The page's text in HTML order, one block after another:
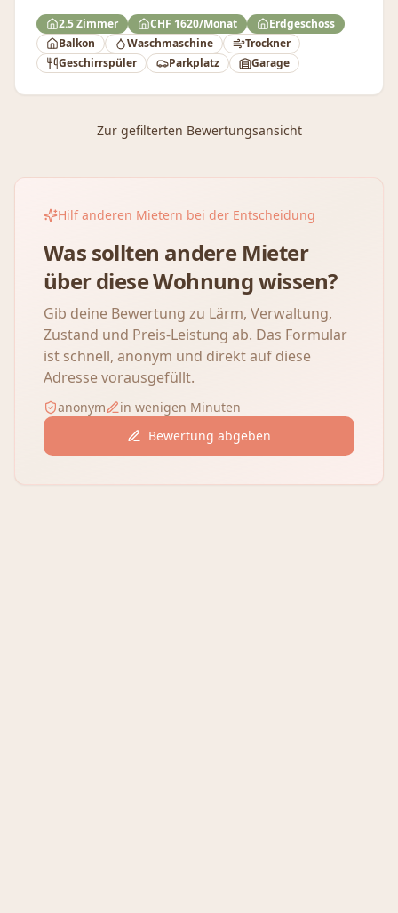
2.5 Zimmer CHF 1620/Monat
Erdgeschoss
Balkon
Waschmaschine
Trockner
Geschirrspüler
Parkplatz Garage
Zur gefilterten Bewertungsansicht
Hilf anderen Mietern bei der Entscheidung
Was sollten andere Mieter
über diese Wohnung wissen?
Gib deine Bewertung zu Lärm, Verwaltung,
Zustand und Preis-Leistung ab. Das Formular
ist schnell, anonym und direkt auf diese
Adresse vorausgefüllt.
anonym
in wenigen Minuten
Bewertung abgeben